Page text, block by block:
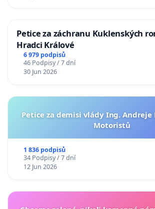
Petice za záchranu Kuklenských
Hradci Králové
6 979 podpisů
46 Podpisy / 7 dní
30 Jun 2026
Petice za demisi vlády Ing. Andreje
Motoristů
1 836 podpisů
34 Podpisy / 7 dní
12 Jun 2026